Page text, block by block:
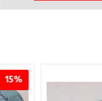
15%